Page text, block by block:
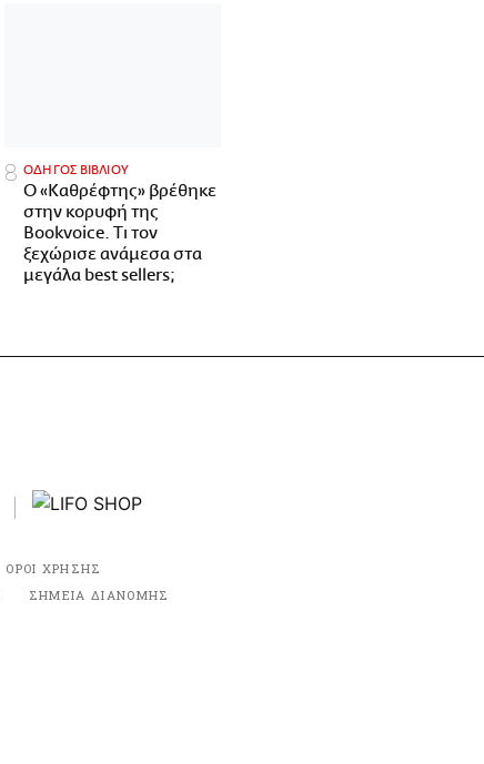
ΟΔΗΓΟΣ ΒΙΒΛΙΟΥ
Ο «Καθρέφτης» βρέθηκε
στην κορυφή της
Bookvoice. Τι τον
ξεχώρισε ανάμεσα στα
μεγάλα best sellers;
ΟΡΟΙ ΧΡΗΣΗΣ
ΣΗΜΕΙΑ ΔΙΑΝΟΜΗΣ